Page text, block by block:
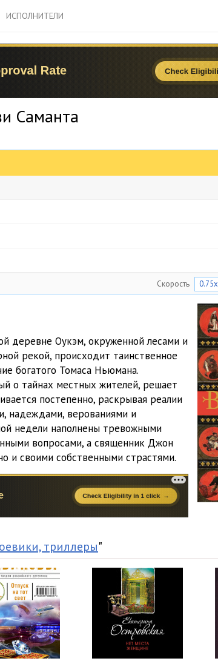
ИСПОЛНИТЕЛИ
Саманта
Скорость 0.75x
деревне Оукэм, окруженной лесами и
рекой, происходит таинственное
богатого Томаса Ньюмана.
о тайнах местных жителей, решает
постепенно, раскрывая реалии
надеждами, верованиями и
недели наполнены тревожными
вопросами, а священник Джон
и своими собственными страстями.
триллеры"